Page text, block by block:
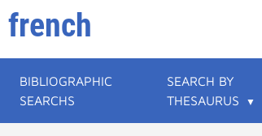
BIBLIOGRAPHIC
SEARCHS
SEARCH BY
THESAURUS